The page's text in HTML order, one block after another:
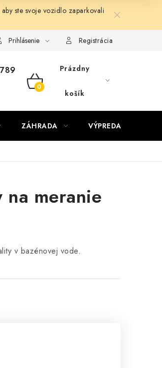
ste svoje vozidlo zaparkovali
Prihlásenie Registrácia
NÁKUPNÝ
KOŠÍK
Prázdny
košík
ZÁHRADA VÝPREDAJ
na meranie
v bazénovej vode.